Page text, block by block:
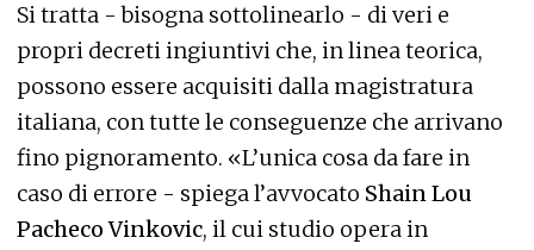
Si tratta - bisogna sottolinearlo - di veri e
propri decreti ingiuntivi che, in linea teorica,
possono essere acquisiti dalla magistratura
italiana, con tutte le conseguenze che arrivano
fino pignoramento. «L’unica cosa da fare in
caso di errore - spiega l’avvocato Shain Lou
Pacheco Vinkovic, il cui studio opera in